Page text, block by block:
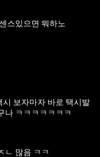
스있으면 뭐하노
시 보자마자 바로 택시발
나 ㅋㅋㅋㅋㅋㅋㅋ
ㄴ 많음 ㅋㅋ